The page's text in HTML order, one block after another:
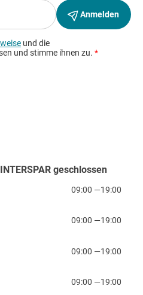
INTERSPAR geschlossen
09:00 —19:00
09:00 —19:00
09:00 —19:00
09:00 —19:00